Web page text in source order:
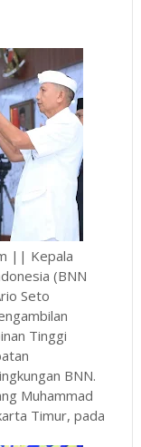
|| Kepala
(BNN
Seto
Tinggi
BNN.
Muhammad
Timur, pada